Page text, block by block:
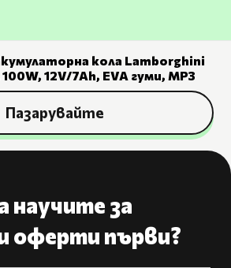
кола Lamborghini
12V/7Ah, EVA гуми, MP3
Пазарувайте
научите за
оферти първи?